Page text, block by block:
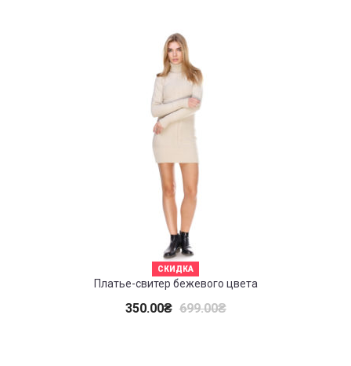
СКИДКА
Платье-свитер бежевого цвета
350.00₴ 699.00₴